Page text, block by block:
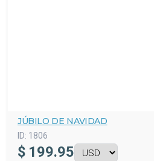
JÚBILO DE NAVIDAD
ID: 1806
$ 199.95